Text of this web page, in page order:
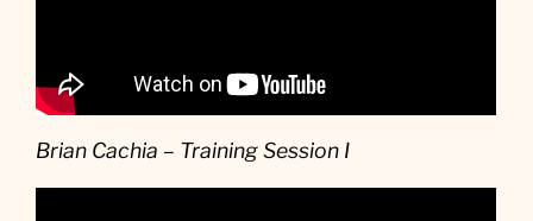
Brian Cachia – Training Session I